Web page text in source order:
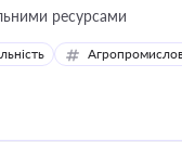
ресурсами